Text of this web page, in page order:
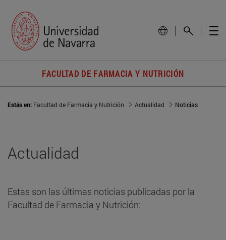
FACULTAD DE FARMACIA Y NUTRICIÓN
Estás en: Facultad de Farmacia y Nutrición Actualidad Noticias
Actualidad
Estas son las últimas noticias publicadas por la
Facultad de Farmacia y Nutrición: